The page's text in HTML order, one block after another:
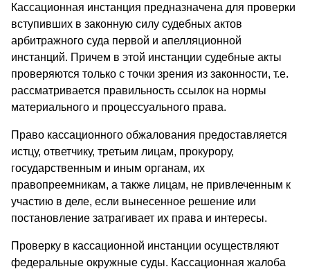
Кассационная инстанция предназначена для проверки
вступивших в законную силу судебных актов
арбитражного суда первой и апелляционной
инстанций. Причем в этой инстанции судебные акты
проверяются только с точки зрения из законности, т.е.
рассматривается правильность ссылок на нормы
материального и процессуального права.
Право кассационного обжалования предоставляется
истцу, ответчику, третьим лицам, прокурору,
государственным и иным органам, их
правопреемникам, а также лицам, не привлеченным к
участию в деле, если вынесенное решение или
постановление затрагивает их права и интересы.
Проверку в кассационной инстанции осуществляют
федеральные окружные суды. Кассационная жалоба